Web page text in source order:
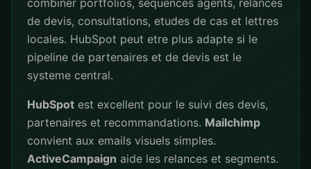
combiner portfolios, sequences agents, relances
de devis, consultations, etudes de cas et lettres
locales. HubSpot peut etre plus adapte si le
pipeline de partenaires et de devis est le
systeme central.
HubSpot est excellent pour le suivi des devis,
partenaires et recommandations. Mailchimp
convient aux emails visuels simples.
ActiveCampaign aide les relances et segments.